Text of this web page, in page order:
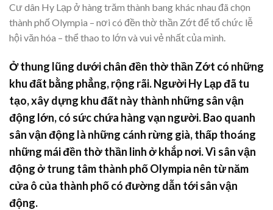
Cư dân Hy Lạp ở hàng trăm thành bang khác nhau đã chọn
thành phố Olympia – nơi có đền thờ thần Zớt để tổ chức lễ
hội văn hóa – thể thao to lớn và vui vẻ nhất của mình.
Ở thung lũng dưới chân đền thờ thần Zớt có những
khu đất bằng phẳng, rộng rãi. Người Hy Lạp đã tu
tạo, xây dựng khu đất này thành những sân vận
động lớn, có sức chứa hàng vạn người. Bao quanh
sân vận động là những cánh rừng già, thấp thoáng
những mái đền thờ thần linh ở khắp nơi. Vì sân vận
động ở trung tâm thành phố Olympia nên từ năm
cửa ô của thành phố có đường dẫn tới sân vận
động.